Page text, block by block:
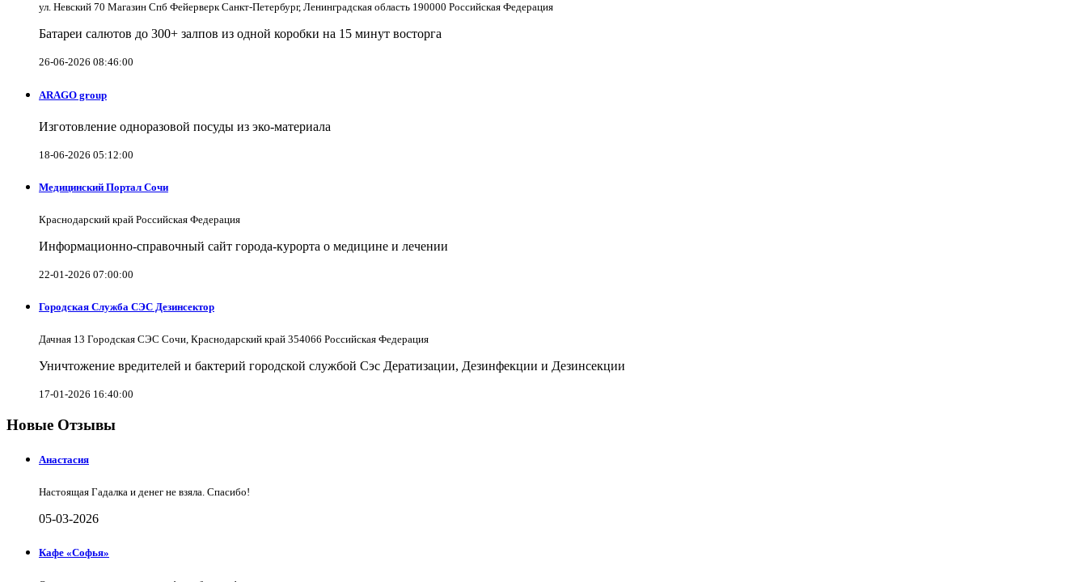
ул. Невский 70 Магазин Спб Фейерверк Санкт-Петербург, Ленинградская область 190000 Российская Федерация
Батареи салютов до 300+ залпов из одной коробки на 15 минут восторга
26-06-2026 08:46:00
ARAGO group
Изготовление одноразовой посуды из эко-материала
18-06-2026 05:12:00
Медицинский Портал Сочи
Краснодарский край Российская Федерация
Информационно-справочный сайт города-курорта о медицине и лечении
22-01-2026 07:00:00
Городская Служба СЭС Дезинсектор
Дачная 13 Городская СЭС Сочи, Краснодарский край 354066 Российская Федерация
Уничтожение вредителей и бактерий городской службой Сэс Дератизации, Дезинфекции и Дезинсекции
17-01-2026 16:40:00
Новые Отзывы
Анастасия
Настоящая Гадалка и денег не взяла. Спасибо!
05-03-2026
Кафе «Софья»